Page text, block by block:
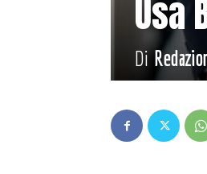
Usa
Di